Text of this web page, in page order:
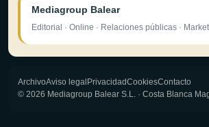
Mediagroup Balear
Editorial · Online · Relaciones públicas ·
ArchivoAviso legal PrivacidadCookiesContacto
© 2026 Mediagroup Balear S.L. · Costa Blanca